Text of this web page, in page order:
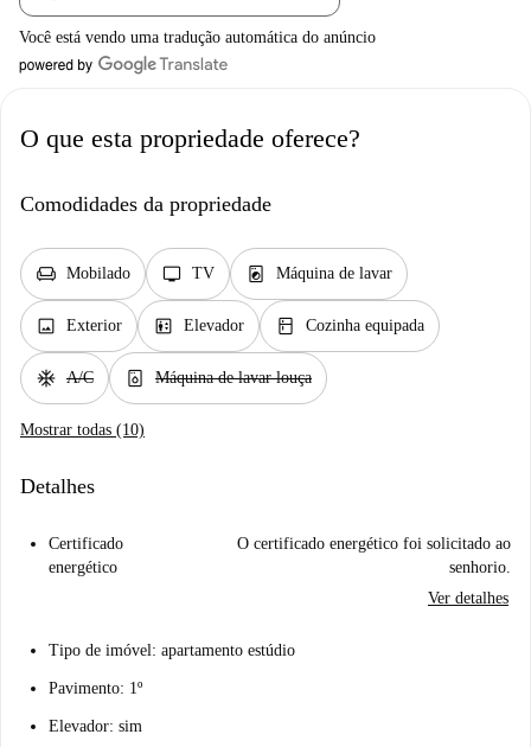
Você está vendo uma tradução automática do anúncio
O que esta propriedade oferece?
Comodidades da propriedade
chair Mobilado tv TV local_laundry_service Máquina de lavar
image Exterior elevator Elevador kitchen Cozinha equipada
ac_unit A/C dishwasher_gen Máquina de lavar louça
Mostrar todas (10)
Detalhes
Certificado
energético
O certificado energético foi solicitado ao
senhorio.
Ver detalhes
Tipo de imóvel: apartamento estúdio
Pavimento: 1º
Elevador: sim